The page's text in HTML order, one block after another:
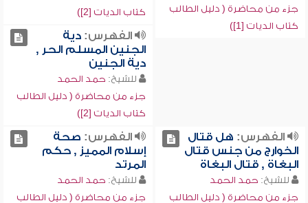
جزء من محاضرة ( دليل الطالب
كتاب الديات [1])
كتاب الديات [2])
الفهرس:دية
الجنين المسلم الحر ,
دية الجنين
للشيخ: حمد الحمد
جزء من محاضرة ( دليل الطالب
كتاب الديات [2])
الفهرس: هل قتال
الخوارج من جنس قتال
البغاة , قتال البغاة
للشيخ: حمد الحمد
جزء من محاضرة ( دليل الطالب
الفهرس: صحة
إسلام المميز , حكم
المرتد
للشيخ: حمد الحمد
جزء من محاضرة ( دليل الطالب